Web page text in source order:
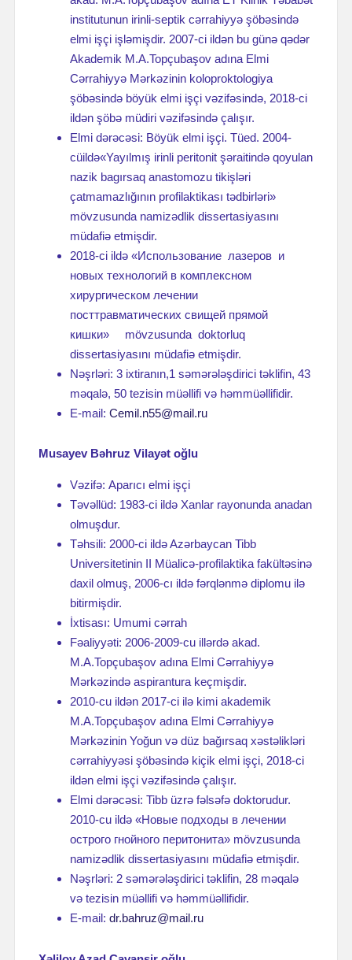
institutunun irinli-septik cərrahiyyə şöbəsində
elmi işçi işləmişdir. 2007-ci ildən bu günə qədər
Akademik M.A.Topçubaşov adına Elmi
Cərrahiyyə Mərkəzinin koloproktologiya
şöbəsində böyük elmi işçi vəzifəsində, 2018-ci
ildən şöbə müdiri vəzifəsində çalışır.
Elmi dərəcəsi: Böyük elmi işçi. Tüed. 2004-
cüildə«Yayılmış irinli peritonit şəraitində qoyulan
nazik bagırsaq anastomozu tikişləri
çatmamazlığının profilaktikası tədbirləri»
mövzusunda namizədlik dissertasiyasını
müdafiə etmişdir.
2018-ci ildə «Использование лазеров и
новых технологий в комплексном
хирургическом лечении
посттравматических свищей прямой
кишки» mövzusunda doktorluq
dissertasiyasını müdafiə etmişdir.
Nəşrləri: 3 ixtiranın,1 səmərələşdirici təklifin, 43
məqalə, 50 tezisin müəllifi və həmmüəllifidir.
E-mail: Cemil.n55@mail.ru
Musayev Bəhruz Vilayət oğlu
Vəzifə: Aparıcı elmi işçi
Təvəllüd: 1983-ci ildə Xanlar rayonunda anadan
olmuşdur.
Təhsili: 2000-ci ildə Azərbaycan Tibb
Universitetinin II Müalicə-profilaktika fakültəsinə
daxil olmuş, 2006-cı ildə fərqlənmə diplomu ilə
bitirmişdir.
İxtisası: Umumi cərrah
Fəaliyyəti: 2006-2009-cu illərdə akad.
M.A.Topçubaşov adına Elmi Cərrahiyyə
Mərkəzində aspirantura keçmişdir.
2010-cu ildən 2017-ci ilə kimi akademik
M.A.Topçubaşov adına Elmi Cərrahiyyə
Mərkəzinin Yoğun və düz bağırsaq xəstəlikləri
cərrahiyyəsi şöbəsində kiçik elmi işçi, 2018-ci
ildən elmi işçi vəzifəsində çalışır.
Elmi dərəcəsi: Tibb üzrə fəlsəfə doktorudur.
2010-cu ildə «Новые подходы в лечении
острого гнойного перитонита» mövzusunda
namizədlik dissertasiyasını müdafiə etmişdir.
Nəşrləri: 2 səmərələşdirici təklifin, 28 məqalə
və tezisin müəllifi və həmmüəllifidir.
E-mail: dr.bahruz@mail.ru